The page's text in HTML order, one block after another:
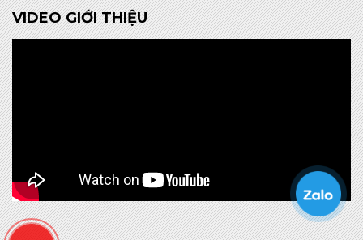
VIDEO GIỚI THIỆU